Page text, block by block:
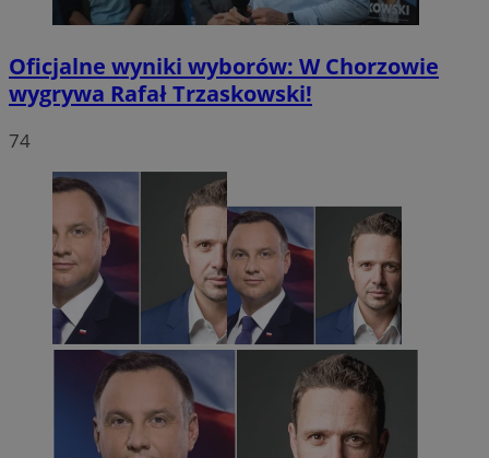
Oficjalne wyniki wyborów: W Chorzowie
wygrywa Rafał Trzaskowski!
74